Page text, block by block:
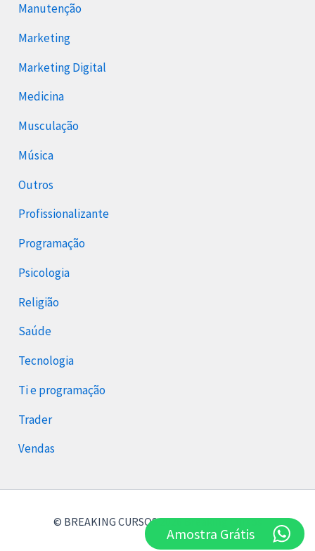
Manutenção
Marketing
Marketing Digital
Medicina
Musculação
Música
Outros
Profissionalizante
Programação
Psicologia
Religião
Saúde
Tecnologia
Ti e programação
Trader
Vendas
© BREAKING CURSOS 2026 Breaking Cursos
Amostra Grátis